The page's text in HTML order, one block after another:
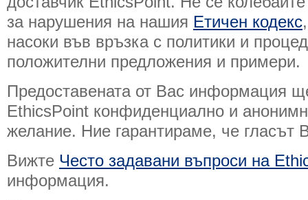
за нарушения на нашия Етичен кодекс
насоки във връзка с политики и
положителни предложения и примери.
Предоставената от Вас информация
EthicsPoint конфиденциално и
желание. Ние гарантираме, че гласът
Вижте Често задавани въпроси на
информация.